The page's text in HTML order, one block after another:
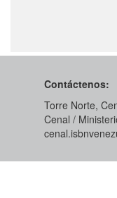
Contáctenos:
Torre Norte,
Cenal /